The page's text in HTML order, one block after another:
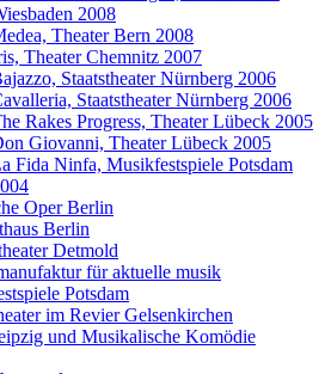
2008
Theater Bern 2008
Theater Chemnitz 2007
Staatstheater Nürnberg 2006
Staatstheater Nürnberg 2006
Rakes Progress, Theater Lübeck 2005
Giovanni, Theater Lübeck 2005
Fida Ninfa, Musikfestspiele Potsdam
Oper Berlin
Berlin
Detmold
für aktuelle musik
Potsdam
im Revier Gelsenkirchen
und Musikalische Komödie